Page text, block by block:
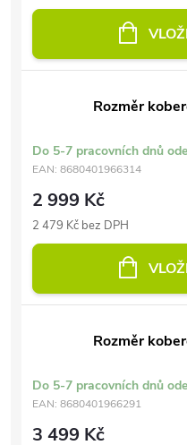
Rozměr
Do 5-7 pracovních dnů
EAN: 8680401966314
2 999 Kč
2 479 Kč bez DPH
Rozměr
Do 5-7 pracovních dnů
EAN: 8680401966291
3 499 Kč